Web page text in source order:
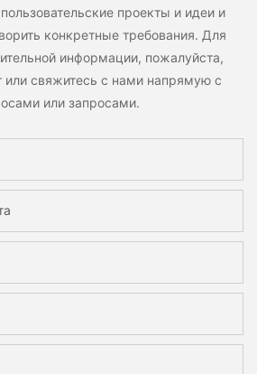
проекты и идеи и
конкретные требования. Для
информации, пожалуйста,
или свяжитесь с нами напрямую с
или запросами.